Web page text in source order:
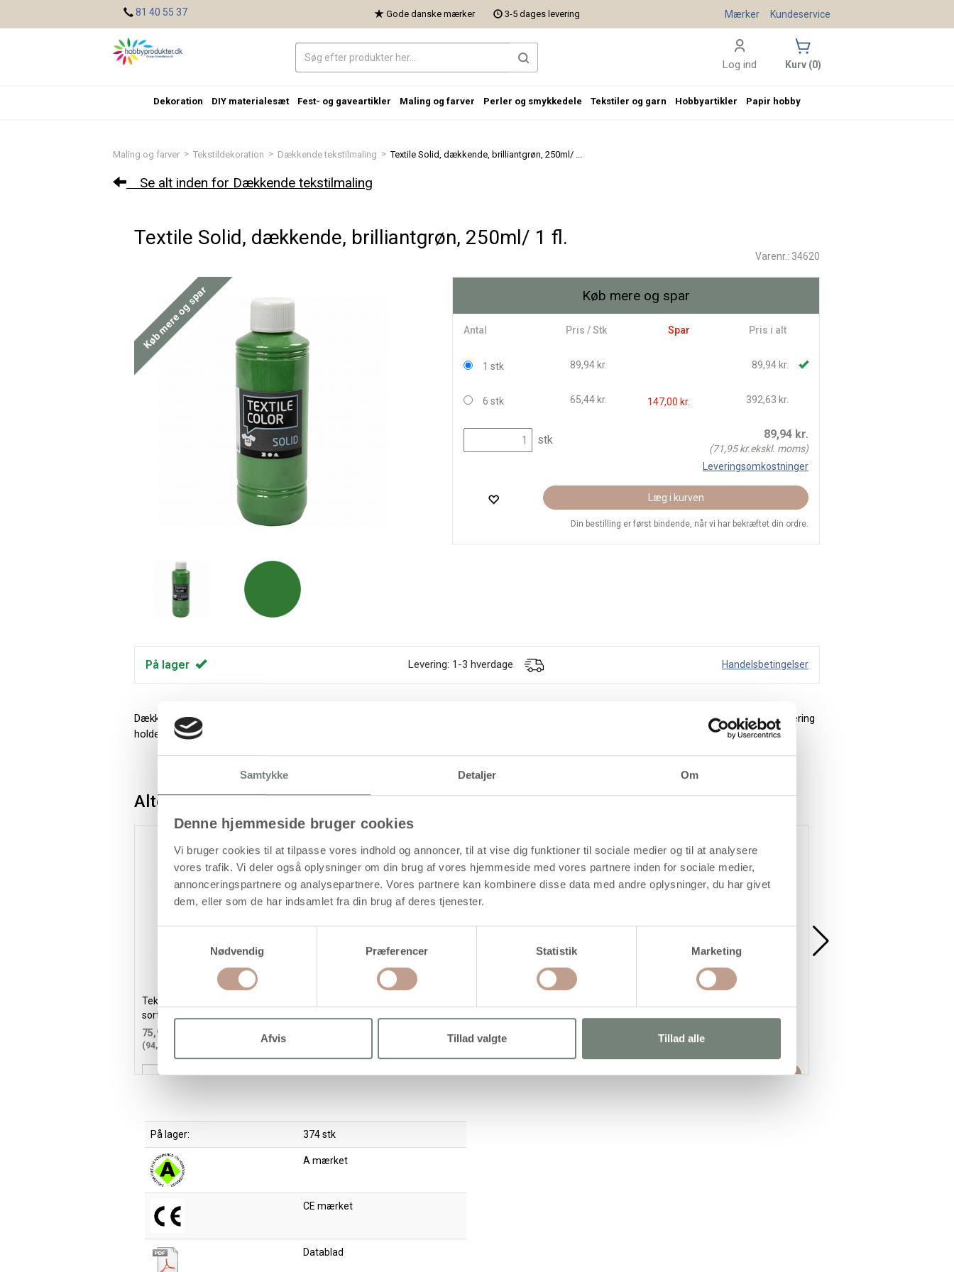
Samtykke Detaljer Om
Denne hjemmeside bruger cookies
Vi bruger cookies til at tilpasse vores indhold og annoncer, til at vise dig funktioner til sociale medier og til at analysere
vores trafik. Vi deler også oplysninger om din brug af vores hjemmeside med vores partnere inden for sociale medier,
annonceringspartnere og analysepartnere. Vores partnere kan kombinere disse data med andre oplysninger, du har givet
dem, eller som de har indsamlet fra din brug af deres tjenester.
Nødvendig
Præferencer Statistik Marketing
Afvis Tillad valgte Tillad alle
Maling og farver > Tekstildekoration > Dækkende tekstilmaling > Textile Solid, dækkende, brilliantgrøn, 250ml/ ...
Se alt inden for Dækkende tekstilmaling
Textile Solid, dækkende, brilliantgrøn, 250ml/ 1 fl.
Varenr.: 34620
Køb mere og spar Køb mere og spar
Antal Pris / Stk Spar Pris i alt
1 stk 89,94 kr. 89,94 kr.
6 stk 65,44 kr. 147,00 kr. 392,63 kr.
stk 89,94kr.
(71,95kr.ekskl. moms)
Leveringsomkostninger
Læg i kurven
Din bestilling er først bindende, når vi har bekræftet din ordre.
På lager Levering: 1-3 hverdage Handelsbetingelser
Dækkende, vandbaseret tekstilmaling i virkelig god og drøj kvalitet til både lyse, mørke og farvede tekstiler af bomuld, hør m.m. Efter strygefiksering
holder farverne sig flot i vask ved 40 grader
Alternativer
Tekstilmaling Solid, dækkende,
sort, 250 ml/ 1 fl.
75,95 kr.
(94,94 kr. inkl. moms)
Læg i kurv
Køb mere og spar
Læg i kurv
Køb mere og spar
71,95 kr.
(89,94 kr. inkl. moms)
Læg i kurv
Køb mere og spar
75,95 kr./ stk
(94,94 kr. inkl. moms)
Læg i kurv
På lager: 374 stk
A mærket
CE mærket
Datablad
81 40 55 37 Gode danske mærker 3-5 dages levering Kundeservice
Mærker
Log ind Kurv (0)
Dekoration DIY materialesæt Fest- og gaveartikler Maling og farver Perler og smykkedele Tekstiler og garn Hobbyartikler Papir hobby